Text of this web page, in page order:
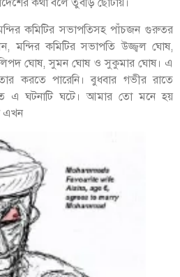
কথা বলে তুবড়ি ছোটায়।
কমিটির সভাপতিসহ পাঁচজন গুরুতর
কমিটির সভাপতি উজ্জ্বল ঘোষ,
ঘোষ, সুমন ঘোষ ও সুকুমার ঘোষ। এ
করতে পারেনি। বুধবার গভীর রাতে
এ ঘটনাটি ঘটে। আমার তো মনে হয়
এখন